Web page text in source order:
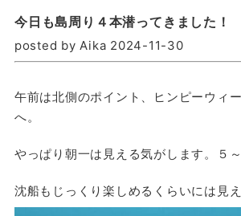
今日も島周り４本潜ってきました！
posted by Aika 2024-11-30
午前は北側のポイント、ヒンピーウィ
へ。
やっぱり朝一は見える気がします。５
沈船もじっくり楽しめるくらいには見